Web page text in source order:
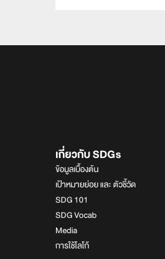
เกี่ยวกับ SDGs
ข้อมูลเบื้องต้น
เป้าหมายย่อย และ ตัวชี้วัด
SDG 101
SDG Vocab
Media
การใช้โลโก้